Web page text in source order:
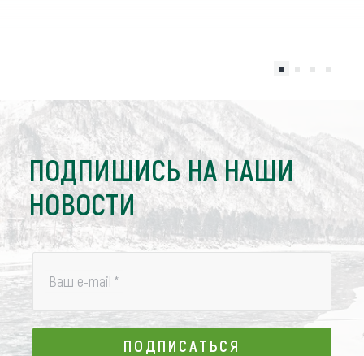
ПОДПИШИСЬ НА НАШИ
НОВОСТИ
Ваш e-mail *
ПОДПИСАТЬСЯ